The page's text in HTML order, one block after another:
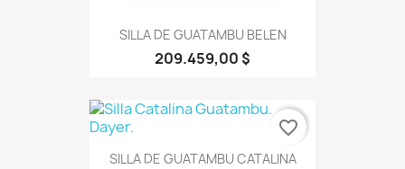
SILLA DE GUATAMBU BELEN
209.459,00 $
SILLA DE GUATAMBU CATALINA
favorite_border